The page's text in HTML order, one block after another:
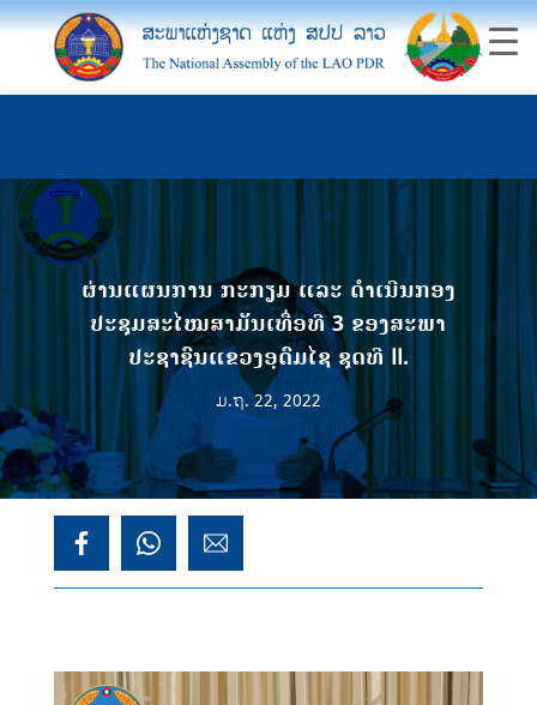
ຜ່ານແຜນການ ກະກຽມ ແລະ ດຳເນີນກອງ
ປະຊຸມສະໄໝສາມັນເທື່ອທີ 3 ຂອງສະພາ
ປະຊາຊົນແຂວງອຸດົມໄຊ ຊຸດທີ II.
ມ.ຖ. 22, 2022